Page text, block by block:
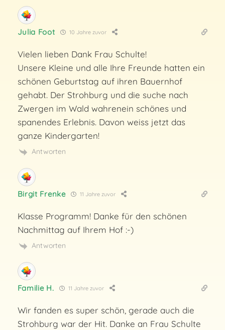
Julia Foot 10 Jahre zuvor
Vielen lieben Dank Frau Schulte!
Unsere Kleine und alle Ihre Freunde hatten ein
schönen Geburtstag auf ihren Bauernhof
gehabt. Der Strohburg und die suche nach
Zwergen im Wald wahrenein schönes und
spanendes Erlebnis. Davon weiss jetzt das
ganze Kindergarten!
Antworten
Birgit Frenke 11 Jahre zuvor
Klasse Programm! Danke für den schönen
Nachmittag auf Ihrem Hof :-)
Antworten
Familie H. 11 Jahre zuvor
Wir fanden es super schön, gerade auch die
Strohburg war der Hit. Danke an Frau Schulte